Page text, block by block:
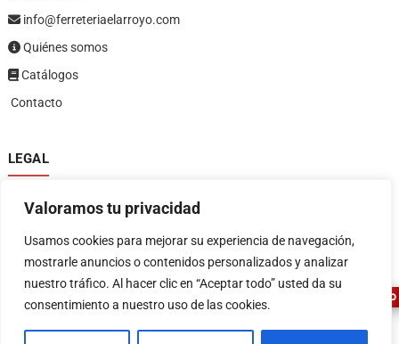
Valoramos tu privacidad
Usamos cookies para mejorar su experiencia de navegación,
mostrarle anuncios o contenidos personalizados y analizar
nuestro tráfico. Al hacer clic en “Aceptar todo” usted da su
consentimiento a nuestro uso de las cookies.
info@ferreteriaelarroyo.com
Quiénes somos
Catálogos
Contacto
LEGAL
Política de privacidad
Política de devoluciones y reembolsos
Términos y condiciones
ASESOR FERRETERO